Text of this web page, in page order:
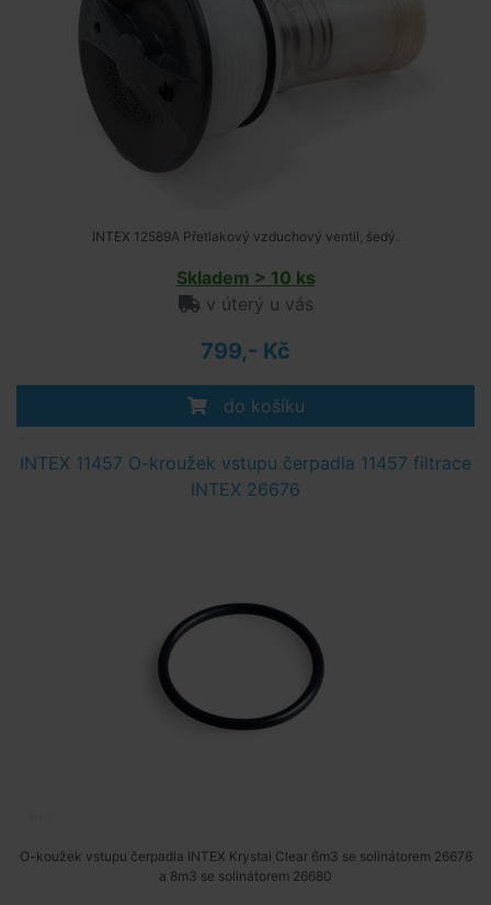
INTEX 12589A Přetlakový vzduchový ventil, šedý.
Skladem > 10 ks
v úterý u vás
799,- Kč
do košíku
INTEX 11457 O-kroužek vstupu čerpadla 11457 filtrace
INTEX 26676
O-koužek vstupu čerpadla INTEX Krystal Clear 6m3 se solinátorem 26676
a 8m3 se solinátorem 26680